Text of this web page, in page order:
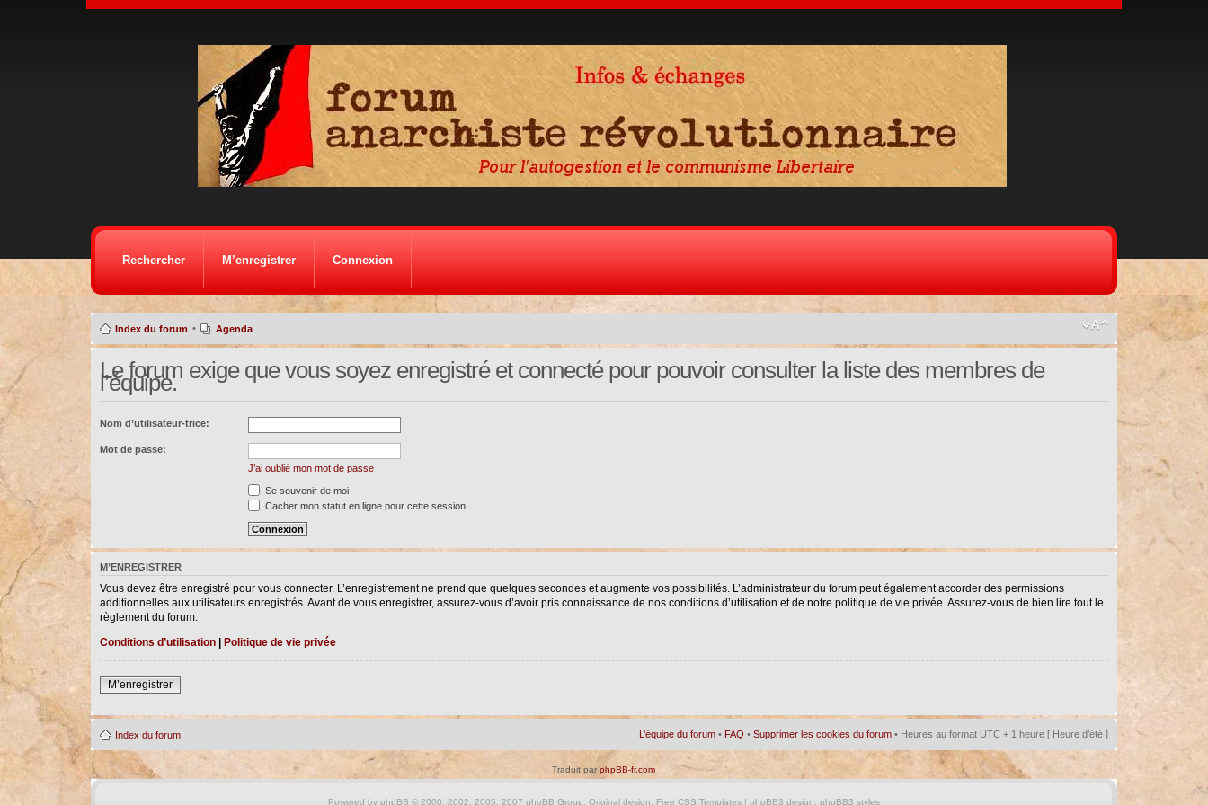
Rechercher M’enregistrer Connexion
Index du forum • Agenda
Le forum exige que vous soyez enregistré et connecté pour pouvoir consulter la liste des membres de
l’équipe.
Nom d’utilisateur-trice:
Mot de passe:
J’ai oublié mon mot de passe
Se souvenir de moi
Cacher mon statut en ligne pour cette session
M’ENREGISTRER
Vous devez être enregistré pour vous connecter. L’enregistrement ne prend que quelques secondes et augmente vos possibilités. L’administrateur du forum peut également accorder des permissions
additionnelles aux utilisateurs enregistrés. Avant de vous enregistrer, assurez-vous d’avoir pris connaissance de nos conditions d’utilisation et de notre politique de vie privée. Assurez-vous de bien lire tout le
règlement du forum.
Conditions d’utilisation| Politique de vie privée
M’enregistrer
Index du forum L’équipe du forum • FAQ •Supprimer les cookies du forum • Heures au format UTC + 1 heure [ Heure d’été ]
Traduit parphpBB-fr.com
Powered by phpBB © 2000, 2002, 2005, 2007 phpBB Group. Original design: Free CSS Templates| phpBB3 design: phpBB3 styles